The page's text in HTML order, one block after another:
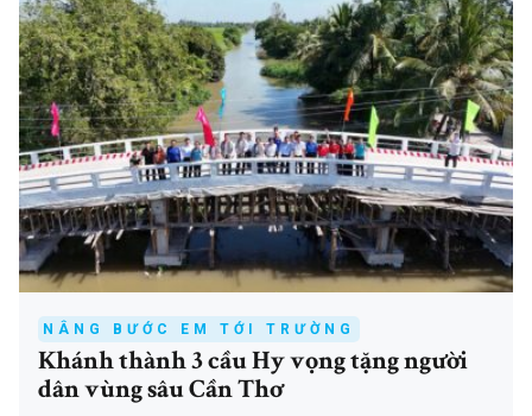
NÂNG BƯỚC EM TỚI TRƯỜNG
Khánh thành 3 cầu Hy vọng tặng người
dân vùng sâu Cần Thơ